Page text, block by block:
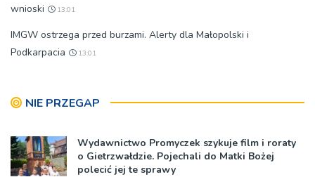
wnioski
13:01
IMGW ostrzega przed burzami. Alerty dla Małopolski i
Podkarpacia
13:01
NIE PRZEGAP
Wydawnictwo Promyczek szykuje film i roraty
o Gietrzwałdzie. Pojechali do Matki Bożej
polecić jej te sprawy